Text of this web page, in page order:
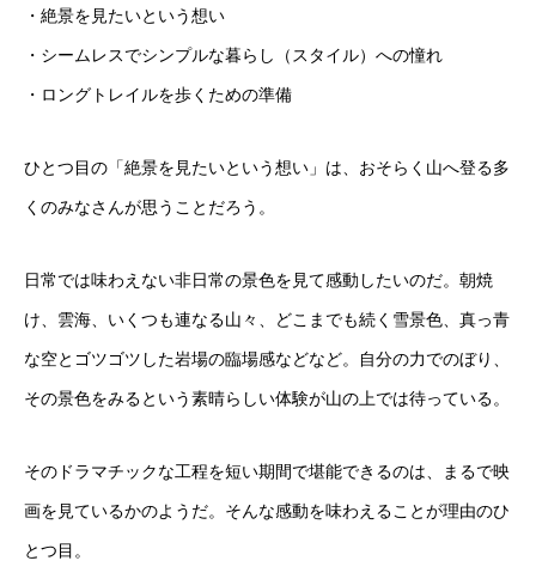
・絶景を見たいという想い
・シームレスでシンプルな暮らし（スタイル）への憧れ
・ロングトレイルを歩くための準備
ひとつ目の「絶景を見たいという想い」は、おそらく山へ登る多
くのみなさんが思うことだろう。
日常では味わえない非日常の景色を見て感動したいのだ。朝焼
け、雲海、いくつも連なる山々、どこまでも続く雪景色、真っ青
な空とゴツゴツした岩場の臨場感などなど。自分の力でのぼり、
その景色をみるという素晴らしい体験が山の上では待っている。
そのドラマチックな工程を短い期間で堪能できるのは、まるで映
画を見ているかのようだ。そんな感動を味わえることが理由のひ
とつ目。